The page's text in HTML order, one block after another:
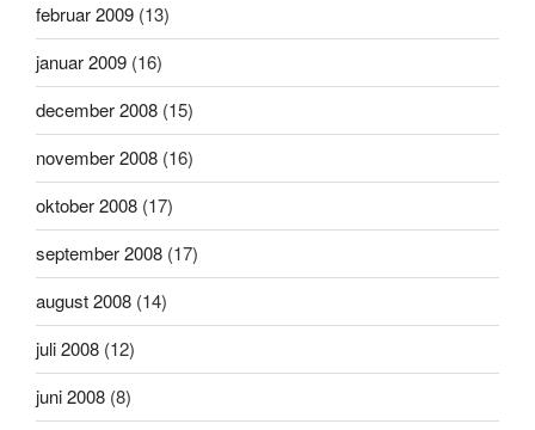
februar 2009 (13)
januar 2009 (16)
december 2008 (15)
november 2008 (16)
oktober 2008 (17)
september 2008 (17)
august 2008 (14)
juli 2008 (12)
juni 2008 (8)